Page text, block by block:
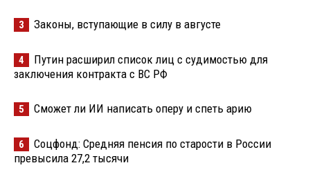
3 Законы, вступающие в силу в августе
4
Путин расширил список лиц с судимостью для
заключения контракта с ВС РФ
5 Сможет ли ИИ написать оперу и спеть арию
6
Соцфонд: Средняя пенсия по старости в России
превысила 27,2 тысячи